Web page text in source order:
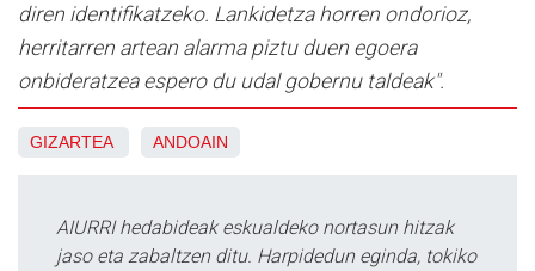
diren identifikatzeko. Lankidetza horren ondorioz,
herritarren artean alarma piztu duen egoera
onbideratzea espero du udal gobernu taldeak".
GIZARTEA ANDOAIN
AIURRI hedabideak eskualdeko nortasun hitzak
jaso eta zabaltzen ditu. Harpidedun eginda, tokiko